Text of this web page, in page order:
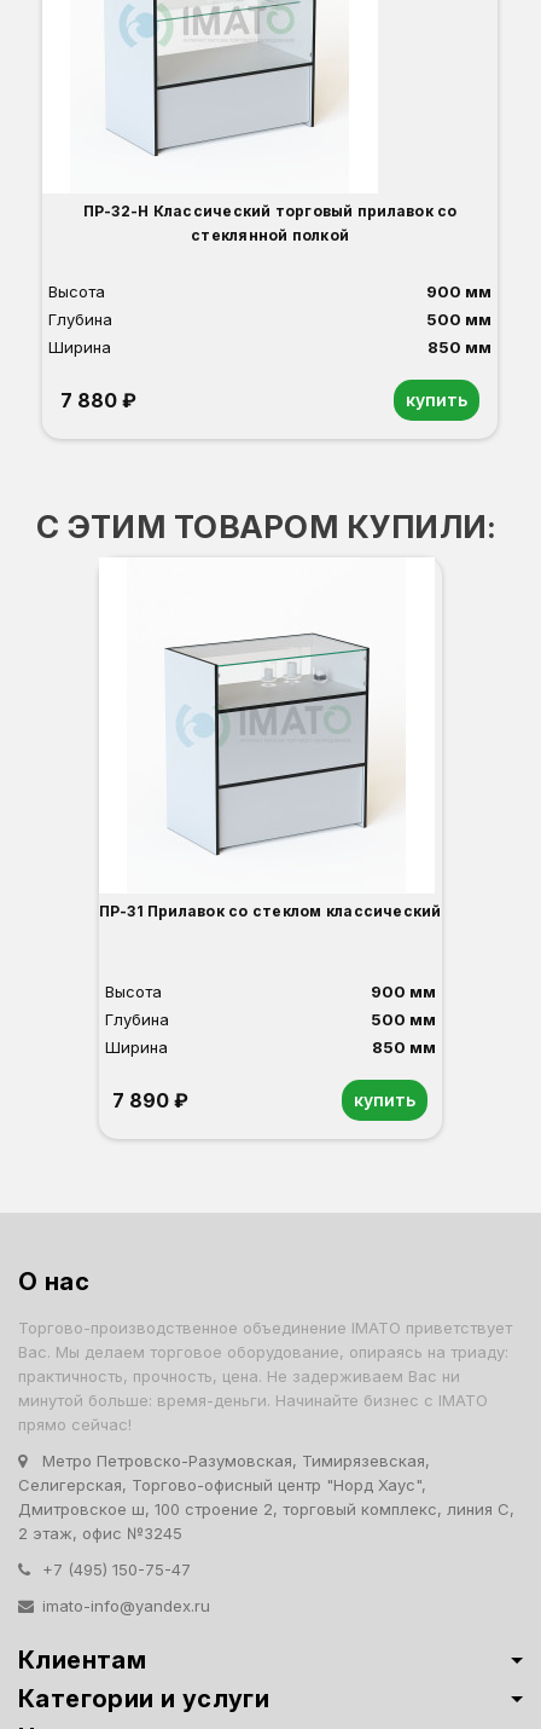
ПР-32-Н Классический торговый прилавок со
стеклянной полкой
Высота
900 мм
Глубина
500 мм
Ширина
850 мм
7 880 ₽ купить
С ЭТИМ ТОВАРОМ КУПИЛИ:
ПР-31 Прилавок со стеклом классический
Высота
900 мм
Глубина
500 мм
Ширина
850 мм
7 890 ₽ купить
О нас
Торгово-производственное объединение IMATO приветствует
Вас. Мы делаем торговое оборудование, опираясь на триаду:
практичность, прочность, цена. Не задерживаем Вас ни
минутой больше: время-деньги. Начинайте бизнес с IMATO
прямо сейчас!
Метро Петровско-Разумовская, Тимирязевская,
Селигерская, Торгово-офисный центр "Норд Хаус",
Дмитровское ш, 100 строение 2, торговый комплекс, линия С,
2 этаж, офис №3245
+7 (495) 150-75-47
imato-info@yandex.ru
Клиентам
Категории и услуги